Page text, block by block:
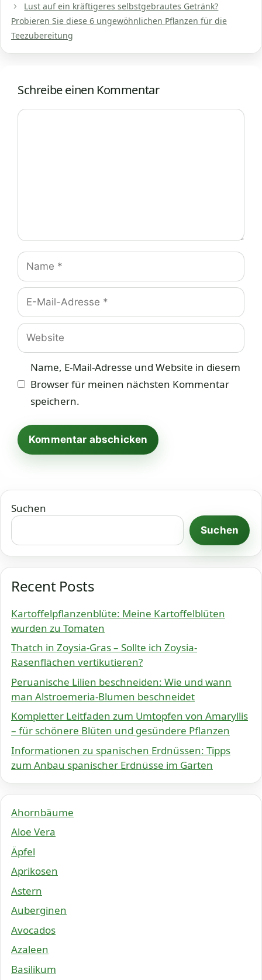
Lust auf ein kräftigeres selbstgebrautes Getränk?
Probieren Sie diese 6 ungewöhnlichen Pflanzen für die
Teezubereitung
Schreibe einen Kommentar
Kommentar
Name
E-
Mail-
Adresse
Website
Name, E-Mail-Adresse und Website in diesem
Browser für meinen nächsten Kommentar
speichern.
Suchen
Suchen
Recent Posts
Kartoffelpflanzenblüte: Meine Kartoffelblüten
wurden zu Tomaten
Thatch in Zoysia-Gras – Sollte ich Zoysia-
Rasenflächen vertikutieren?
Peruanische Lilien beschneiden: Wie und wann
man Alstroemeria-Blumen beschneidet
Kompletter Leitfaden zum Umtopfen von Amaryllis
– für schönere Blüten und gesündere Pflanzen
Informationen zu spanischen Erdnüssen: Tipps
zum Anbau spanischer Erdnüsse im Garten
Ahornbäume
Aloe Vera
Äpfel
Aprikosen
Astern
Auberginen
Avocados
Azaleen
Basilikum